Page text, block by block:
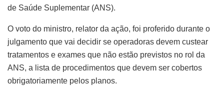
de Saúde Suplementar (ANS).
O voto do ministro, relator da ação, foi proferido durante o
julgamento que vai decidir se operadoras devem custear
tratamentos e exames que não estão previstos no rol da
ANS, a lista de procedimentos que devem ser cobertos
obrigatoriamente pelos planos.